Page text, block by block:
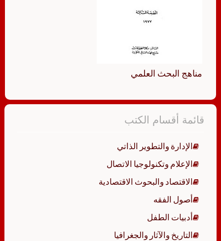
مناهج البحث العلمي
قائمة أقسام الكتب
الإدارة والتطوير الذاتي
الإعلام وتكنولوجيا الاتصال
الاقتصاد والبحوث الاقتصادية
أصول الفقه
أدبيات الطفل
التاريخ والآثار والجغرافيا